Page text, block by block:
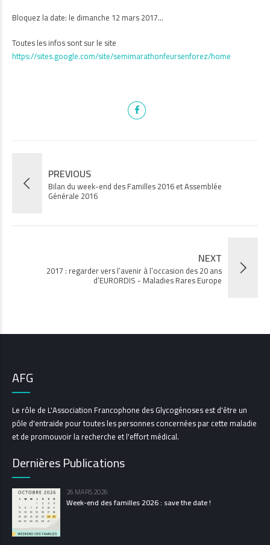
Bloquez la date: le dimanche 12 mars 2017…
Toutes les infos sont sur le site
https://sites.google.com/site/semimarathonfeursenforez/home
PREVIOUS
Bilan du week-end des Familles 2016 et Assemblée
Générale 2016
NEXT
2017 : regarder vers l’avenir à l’occasion des 20 ans
d’EURORDIS - Maladies Rares Europe
AFG
Le rôle de L'Association Francophone des Glycogénoses est d'être un
pôle d'entraide pour toutes les personnes concernées par cette maladie
et de promouvoir la recherche et l'effort médical.
Dernières Publications
26 MARS 2026
Week-end des familles 2026 : save the date !